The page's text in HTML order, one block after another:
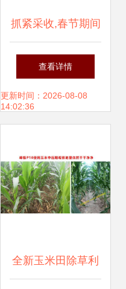
抓紧采收,春节期间
不打烊 ,崇明全力
保障蔬菜生产供应
查看详情
更新时间：2026-08-08
14:02:36
全新玉米田除草利